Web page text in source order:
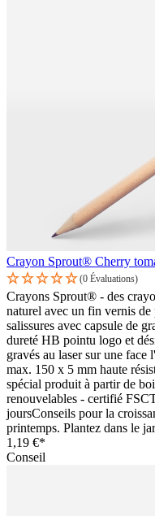
Crayon Sprout® Cherry
(0 Évaluations)
Crayons Sprout® - des
naturel avec un fin vernis
salissures avec capsule de
dureté HB pointu logo et
gravés au laser sur une face
max. 150 x 5 mm haute
spécial produit à partir de
renouvelables - certifié
joursConseils pour la
printemps. Plantez dans le
1,19 €*
Conseil